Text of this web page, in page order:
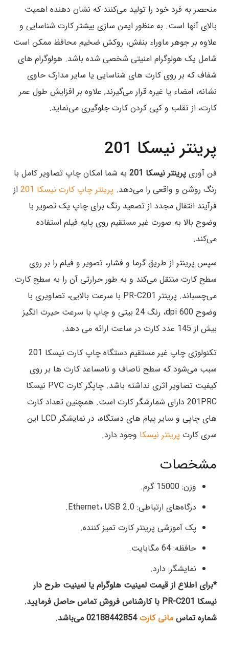
منحصر به فرد خود را تولید می‌کنند که نشان دهنده اهمیت
بالای آنها است. به منظور ایمن سازی بیشتر کارت شناسایی و
علاوه بر جوهر ماوراء بنفش، روکش ضخیم محافظ ممکن است
شامل یک هولوگرام امنیتی شخصی شده باشد. هولوگرام های
شفاف که بر روی کارت های شناسایی یا سایر مدارک حاوی
نشانه، امضاء یا غیره قرار می‌گیرند, علاوه بر افزایش طول عمر
کارت، از تقلب و کپی کردن کارت جلوگیری می‌نماید.
پرینتر نیسکا 201
فن آوری پرینتر نیسکا 201
به شما امکان چاپ تصاویر کامل با
رنگ روشن و واقعی را می‌دهد. پرینتر چاپ کارت نیسکا 201
از
فرآیند انتقال مجدد از تصعید رنگ برای چاپ یک تصویر با
وضوح بالا به صورت غیر مستقیم روی پایه فیلم استفاده
می‌کند.
سپس پرینتر از طریق گرما و فشار‌، تصویر و فیلم را بر روی
سطح کارت منتقل می‌کند و به طور حرارتی آن را به سطح کارت
می‌چسباند. پرینتر PR-C201 با سرعت بالایی، تصاویری با
وضوح 600 dpi، رنگ 24 بیتی و چاپ با سرعت حیرت انگیز
بیش از 145 عدد کارت در ساعت ارائه می دهد.
تکنولوژی چاپ غیر مستقیم دستگاه چاپ کارت نیسکا 201
سبب می‌شود که سطح ناصاف و نامساعد کارت ها بر روی
کیفیت تصاویر اثری نداشته باشد. چاپگر کارت PVC نیسکا
201PRC دارای شمارشگر کارت است. همچنین تعداد کارت
های چاپی و سایر پیام های دستگاه، در نمایشگر LCD این
سری کارت پرینتر نیسکا وجود دارد.
مشخصات
وزن: 15000 گرم.
درگاه‌های ارتباطی: Ethernet
،USB 2.0.
پک آموزشی پرینتر کارت تمیز کننده.
حافظه: 64 مگابایت.
نمایشگر: دارد.
*برای اطلاع از قیمت لمینیت هلوگرام یا لمینیت طرح دار
نیسکا PR-C201 با کارشناس فروش تماس حاصل فرمایید.
شماره تماس مانی کارت02188442854 می‌باشد.